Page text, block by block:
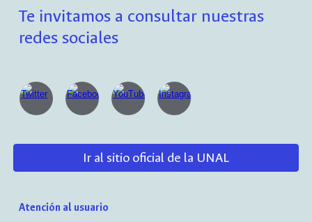
Te invitamos a consultar nuestras
redes sociales
Ir al sitio oficial de la UNAL
Atención al usuario